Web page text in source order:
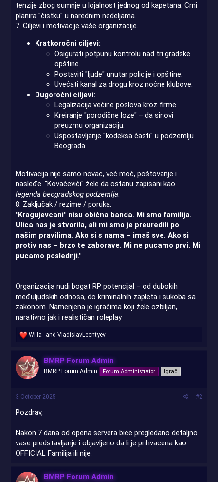
tenzije zbog sumnje u lojalnost jednog od kapetana. Crni
planira "čistku" u narednim nedeljama.
7. Ciljevi i motivacije vaše organizacije.
Kratkoročni ciljevi:
Osigurati potpunu kontrolu nad tri gradske
opštine.
Postaviti "ljude" unutar policije i opštine.
Uvećati kanal za drogu kroz noćne klubove.
Dugoročni ciljevi:
Legalizacija većine poslova kroz firme.
Kreiranje "porodične loze" – da sinovi
preuzmu organizaciju.
Uspostavljanje "kodeksa časti" u podzemlju
Beograda.
Motivacija nije samo novac, već moć, poštovanje i
nasleđe. "Kovačevići" žele da ostanu zapisani kao
legenda beogradskog podzemlja.
8. Zaključak / rezime / poruka.
"Kragujevcani" nisu obična banda. Mi smo familija.
Ulica nas je stvorila, ali mi smo je preuredili po
našim pravilima. Ako si s nama – imaš sve. Ako si
protiv nas – brzo te zaborave. Mi ne pucamo prvi. Mi
pucamo poslednji."
Organizacija nudi bogat RP potencijal – od dubokih
međuljudskih odnosa, do kriminalnih zapleta i sukoba sa
zakonom. Namenjena je igračima koji žele ozbiljan,
narativno jak i realističan roleplay
R
c
t
i
o
s
Willa_ andVladislavLeontyev
BMRP Forum Admin
BMRP Forum Admin Forum Administrator Igrač
3 October 2025 #2
Pozdrav,
Nakon 7 dana od opena servera bice pregledano detaljno
vase predstavljanje i objavljeno da li je prihvacena kao
OFFICIAL Familija ili nije.
BMRP Forum Admin